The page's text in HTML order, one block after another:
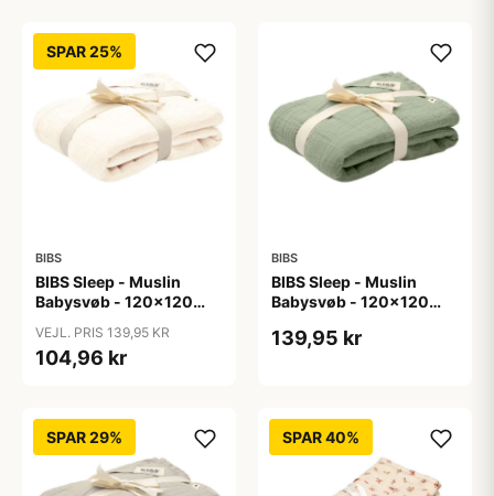
SPAR 25%
BIBS
BIBS Sleep - Muslin
Babysvøb - 120x120
VEJL. PRIS 139,95 KR
104,96 kr
BIBS
BIBS Sleep - Muslin
Babysvøb - 120x120
139,95 kr
SPAR 29% SPAR 40%